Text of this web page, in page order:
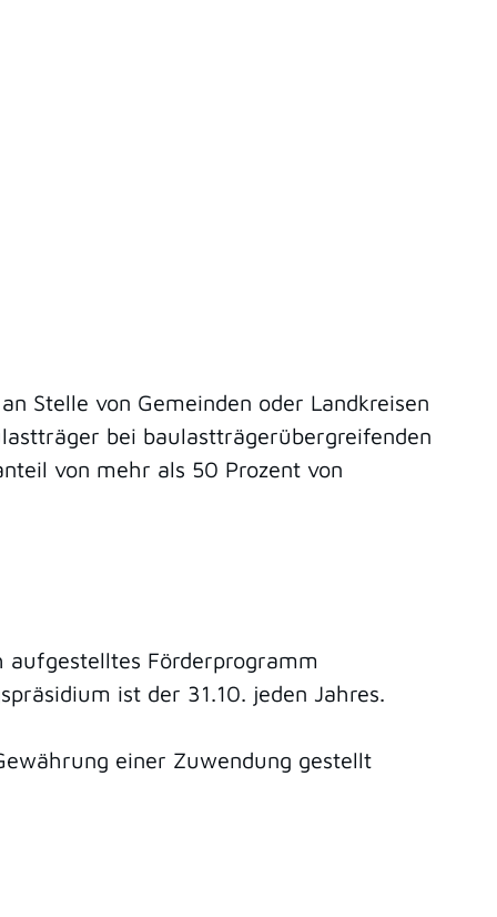
Stelle von Gemeinden oder Landkreisen
bei baulastträgerübergreifenden
von mehr als 50 Prozent von
aufgestelltes Förderprogramm
ist der 31.10. jeden Jahres.
einer Zuwendung gestellt